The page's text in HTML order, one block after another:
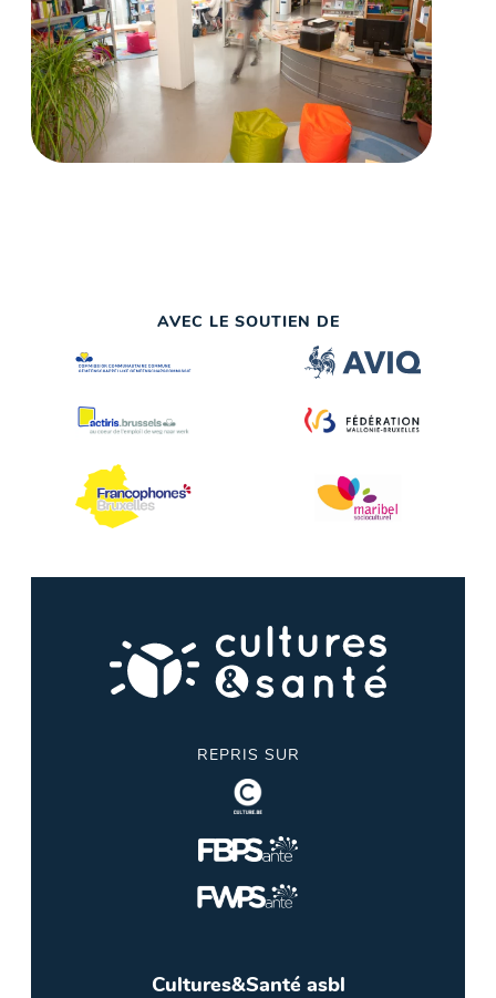
AVEC LE SOUTIEN DE
REPRIS SUR
Cultures&Santé asbl